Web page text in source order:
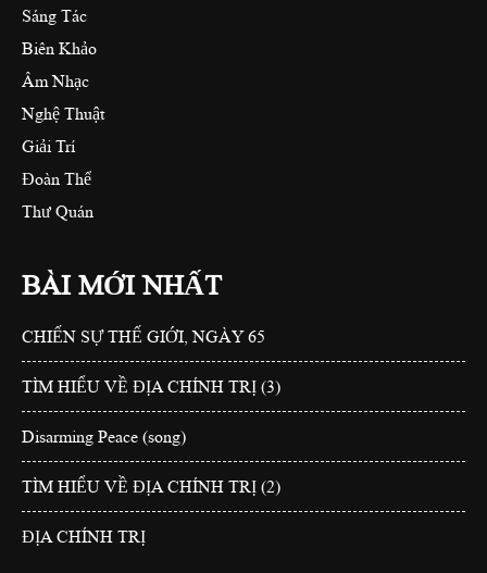
Sáng Tác
Biên Khảo
Âm Nhạc
Nghệ Thuật
Giải Trí
Đoàn Thể
Thư Quán
BÀI MỚI NHẤT
CHIẾN SỰ THẾ GIỚI, NGÀY 65
TÌM HIỂU VỀ ĐỊA CHÍNH TRỊ (3)
Disarming Peace (song)
TÌM HIỂU VỀ ĐỊA CHÍNH TRỊ (2)
ĐỊA CHÍNH TRỊ